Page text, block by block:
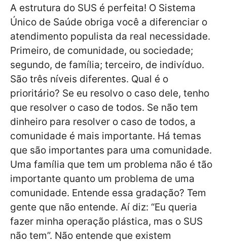
A estrutura do SUS é perfeita! O Sistema
Único de Saúde obriga você a diferenciar o
atendimento populista da real necessidade.
Primeiro, de comunidade, ou sociedade;
segundo, de família; terceiro, de indivíduo.
São três níveis diferentes. Qual é o
prioritário? Se eu resolvo o caso dele, tenho
que resolver o caso de todos. Se não tem
dinheiro para resolver o caso de todos, a
comunidade é mais importante. Há temas
que são importantes para uma comunidade.
Uma família que tem um problema não é tão
importante quanto um problema de uma
comunidade. Entende essa gradação? Tem
gente que não entende. Aí diz: “Eu queria
fazer minha operação plástica, mas o SUS
não tem”. Não entende que existem